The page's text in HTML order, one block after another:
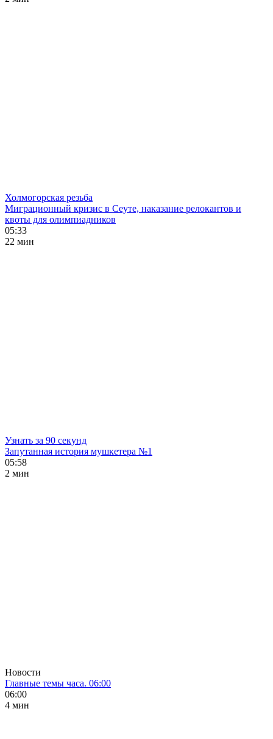
Холмогорская резьба
Миграционный кризис в Сеуте, наказание релокантов и
квоты для олимпиадников
05:33
22 мин
Узнать за 90 секунд
Запутанная история мушкетера №1
05:58
2 мин
Новости
Главные темы часа. 06:00
06:00
4 мин